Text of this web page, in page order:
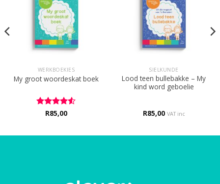
WERKBOEKIES
My groot woordeskat boek
Rated 4.5
R85,00
SIELKUNDE
Lood teen bullebakke – My
kind word geboelie
R85,00 VAT inc